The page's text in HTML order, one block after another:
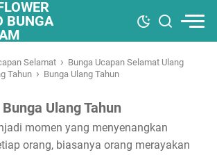
BUNGA
Selamat › Bunga Ucapan Selamat Ulang
Tahun › Bunga Ulang Tahun
Bunga Ulang Tahun
momen yang menyenangkan
orang, biasanya orang merayakan